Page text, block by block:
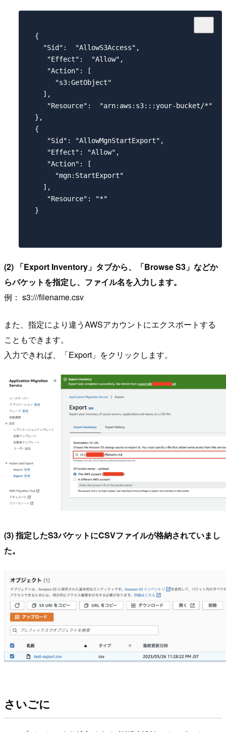
  {
    "Sid":  "AllowS3Access",
     "Effect":  "Allow",
     "Action": [
       "s3:GetObject"
    ],
     "Resource":  "arn:aws:s3:::your-bucket/*"
  },
  {
     "Sid": "AllowMgnStartExport",
     "Effect": "Allow",
     "Action": [
       "mgn:StartExport"
    ],
     "Resource": "*"
  }
(2) 「Export Inventory」タブから、「Browse S3」などか
らバケットを指定し、ファイル名を入力します。
例： s3:///filename.csv
また、指定により違うAWSアカウントにエクスポートする
こともできます。
入力できれば、「Export」をクリックします。
(3) 指定したS3バケットにCSVファイルが格納されていまし
た。
さいごに